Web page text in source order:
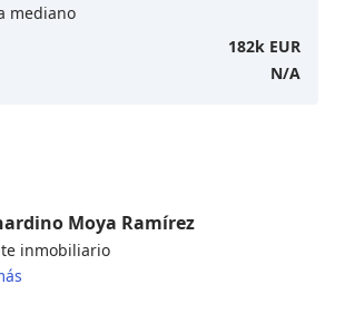
mediano
182k EUR
N/A
Moya Ramírez
inmobiliario